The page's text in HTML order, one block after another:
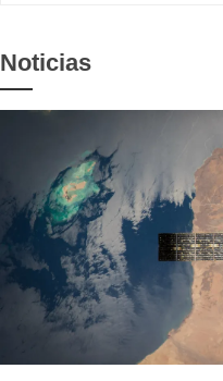
Noticias